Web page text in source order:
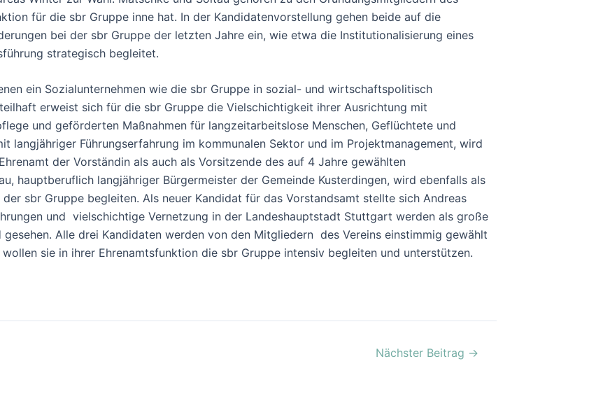
für die sbr Gruppe inne hat. In der Kandidatenvorstellung gehen beide auf die
bei der sbr Gruppe der letzten Jahre ein, wie etwa die Institutionalisierung eines
strategisch begleitet.
ein Sozialunternehmen wie die sbr Gruppe in sozial- und wirtschaftspolitisch
erweist sich für die sbr Gruppe die Vielschichtigkeit ihrer Ausrichtung mit
und geförderten Maßnahmen für langzeitarbeitslose Menschen, Geflüchtete und
langjähriger Führungserfahrung im kommunalen Sektor und im Projektmanagement, wird
der Vorständin als auch als Vorsitzende des auf 4 Jahre gewählten
hauptberuflich langjähriger Bürgermeister der Gemeinde Kusterdingen, wird ebenfalls als
sbr Gruppe begleiten. Als neuer Kandidat für das Vorstandsamt stellte sich Andreas
und vielschichtige Vernetzung in der Landeshauptstadt Stuttgart werden als große
Alle drei Kandidaten werden von den Mitgliedern des Vereins einstimmig gewählt
wollen sie in ihrer Ehrenamtsfunktion die sbr Gruppe intensiv begleiten und unterstützen.
Nächster Beitrag →